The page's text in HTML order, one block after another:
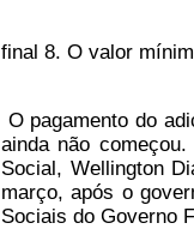
final 8. O valor
O pagamento do
ainda não
Social, Wellington
março, após o
Sociais do Governo